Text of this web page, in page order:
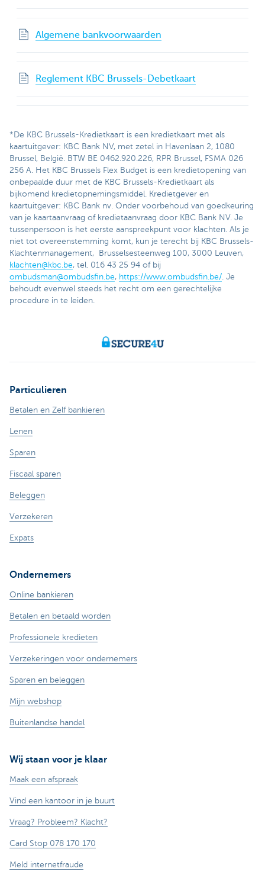
Algemene bankvoorwaarden
Reglement KBC Brussels-Debetkaart
*De KBC Brussels-Kredietkaart is een kredietkaart met als
kaartuitgever: KBC Bank NV, met zetel in Havenlaan 2, 1080
Brussel, België. BTW BE 0462.920.226, RPR Brussel, FSMA 026
256 A. Het KBC Brussels Flex Budget is een kredietopening van
onbepaalde duur met de KBC Brussels-Kredietkaart als
bijkomend kredietopnemingsmiddel. Kredietgever en
kaartuitgever: KBC Bank nv. Onder voorbehoud van goedkeuring
van je kaartaanvraag of kredietaanvraag door KBC Bank NV. Je
tussenpersoon is het eerste aanspreekpunt voor klachten. Als je
niet tot overeenstemming komt, kun je terecht bij KBC Brussels-
Klachtenmanagement, Brusselsesteenweg 100, 3000 Leuven,
klachten@kbc.be, tel. 016 43 25 94 of bij
ombudsman@ombudsfin.be, https://www.ombudsfin.be/. Je
behoudt evenwel steeds het recht om een gerechtelijke
procedure in te leiden.
Particulieren
Betalen en Zelf bankieren
Lenen
Sparen
Fiscaal sparen
Beleggen
Verzekeren
Expats
Ondernemers
Online bankieren
Betalen en betaald worden
Professionele kredieten
Verzekeringen voor ondernemers
Sparen en beleggen
Mijn webshop
Buitenlandse handel
Wij staan voor je klaar
Maak een afspraak
Vind een kantoor in je buurt
Vraag? Probleem? Klacht?
Card Stop 078 170 170
Meld internetfraude